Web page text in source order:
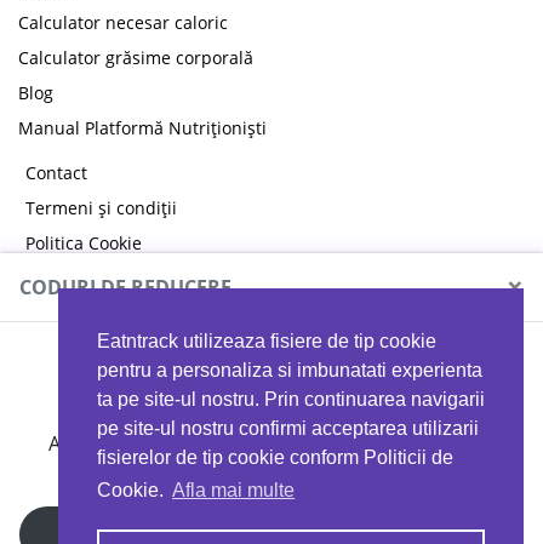
Eatntrack utilizeaza fisiere de tip cookie
pentru a personaliza si imbunatati experienta
ta pe site-ul nostru. Prin continuarea navigarii
pe site-ul nostru confirmi acceptarea utilizarii
fisierelor de tip cookie conform Politicii de
Cookie. Afla mai multe
Calculator necesar caloric
Calculator grăsime corporală
Blog
Manual Platformă Nutriționiști
Contact
Termeni și condiții
Politica Cookie
Politica de confidențialitate
CODURI DE REDUCERE ×
MYPROTEIN
Ai 40%reducere la orice comandă folosind codul
EATTRACK
Profită acum